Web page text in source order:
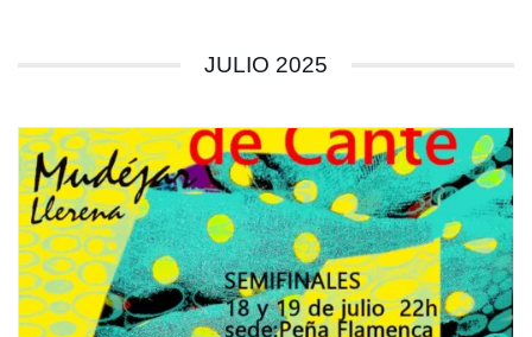
JULIO 2025